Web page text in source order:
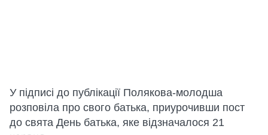
У підписі до публікації Полякова-молодша
розповіла про свого батька, приурочивши пост
до свята День батька, яке відзначалося 21